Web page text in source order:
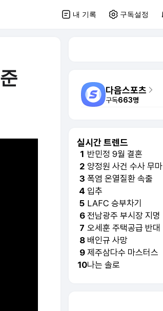
내 기록 구독설정
다음스포츠
구독663명
실시간 트렌드
1 반민정 9월 결혼
2 양정원 사건 수사 무마
3 폭염 온열질환 속출
4 입추
5 LAFC 승부차기
6 전남광주 부시장 지명
7 오세훈 주택공급 반대
8 배인규 사망
9 제주삼다수 마스터스
10나는 솔로